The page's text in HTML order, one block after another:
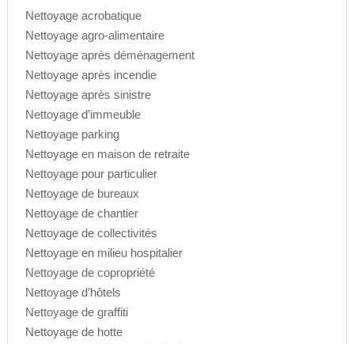
Nettoyage acrobatique
Nettoyage agro-alimentaire
Nettoyage après déménagement
Nettoyage après incendie
Nettoyage après sinistre
Nettoyage d’immeuble
Nettoyage parking
Nettoyage en maison de retraite
Nettoyage pour particulier
Nettoyage de bureaux
Nettoyage de chantier
Nettoyage de collectivités
Nettoyage en milieu hospitalier
Nettoyage de copropriété
Nettoyage d’hôtels
Nettoyage de graffiti
Nettoyage de hotte